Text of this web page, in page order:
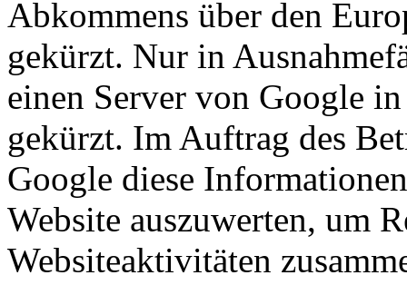
Abkommens über den
gekürzt. Nur in
einen Server von Google
gekürzt. Im Auftrag des
Google diese
Website auszuwerten, um
Websiteaktivitäten